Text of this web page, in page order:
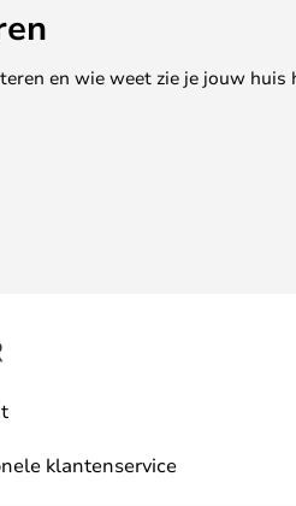
en wie weet zie je jouw huis
klantenservice